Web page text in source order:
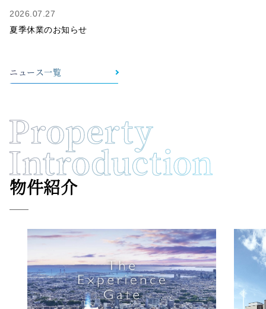
2026.07.27
夏季休業のお知らせ
ニュース一覧
物件紹介